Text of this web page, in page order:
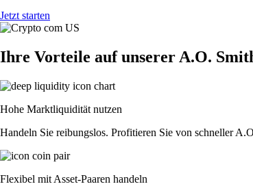
Jetzt starten
Ihre Vorteile auf unserer A.O.
Hohe Marktliquidität nutzen
Handeln Sie reibungslos. Profitieren Sie von schneller
Flexibel mit Asset-Paaren handeln